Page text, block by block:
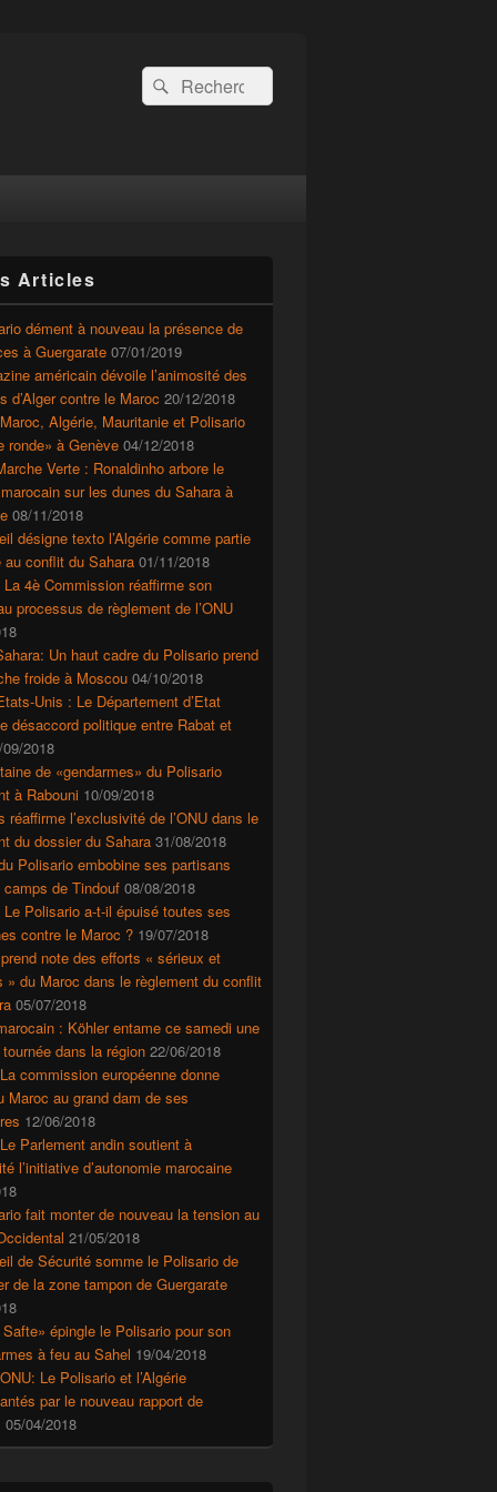
Recherche :
Rechercher
Articles
dément à nouveau la présence de
à Guergarate 07/01/2019
américain dévoile l’animosité des
d’Alger contre le Maroc 20/12/2018
Algérie, Mauritanie et Polisario
ronde» à Genève 04/12/2018
Verte : Ronaldinho arbore le
sur les dunes du Sahara à
08/11/2018
désigne texto l’Algérie comme partie
au conflit du Sahara 01/11/2018
4è Commission réaffirme son
processus de règlement de l’ONU
Un haut cadre du Polisario prend
froide à Moscou 04/10/2018
Unis : Le Département d’Etat
désaccord politique entre Rabat et
2018
de «gendarmes» du Polisario
à Rabouni 10/09/2018
réaffirme l’exclusivité de l’ONU dans le
du dossier du Sahara 31/08/2018
Polisario embobine ses partisans
de Tindouf 08/08/2018
Polisario a-t-il épuisé toutes ses
contre le Maroc ? 19/07/2018
note des efforts « sérieux et
» du Maroc dans le règlement du conflit
05/07/2018
: Köhler entame ce samedi une
dans la région 22/06/2018
commission européenne donne
Maroc au grand dam de ses
12/06/2018
Parlement andin soutient à
l’initiative d’autonomie marocaine
fait monter de nouveau la tension au
21/05/2018
de Sécurité somme le Polisario de
de la zone tampon de Guergarate
épingle le Polisario pour son
à feu au Sahel 19/04/2018
Le Polisario et l’Algérie
par le nouveau rapport de
05/04/2018